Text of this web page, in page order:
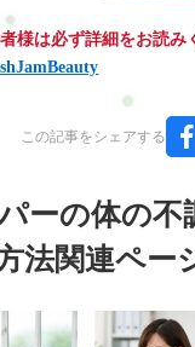
様は必ず詳細をお読み
この記事をシェアする
ーの体の不
法関連ペー